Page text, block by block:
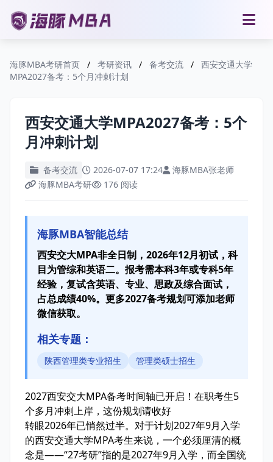
海豚MBA考研首页 / 考研资讯 / 备考交流 /
西安交通大学
MPA2027备考：5个月冲刺计划
西安交通大学MPA2027备考：5个
月冲刺计划
备考交流 2026-07-07 17:24
海豚MBA张老师
海豚MBA考研
176 阅读
海豚MBA智能总结
西安交大MPA非全日制，2026年12月初试，科
目为管综和英语二。报考需本科3年或专科5年
经验，复试含英语、专业、思政及综合面试，
占总成绩40%。更多2027备考规划可添加老师
微信获取。
相关专题：
陕西管理类专业招生 管理类硕士招生
2027西安交大MPA备考时间轴已开启！在职考生5
个多月冲刺上岸，这份规划请收好
转眼2026年已悄然过半。对于计划2027年9月入学
的西安交通大学MPA考生来说，一个必须厘清的概
念是——“27考研”指的是2027年9月入学，而全国统